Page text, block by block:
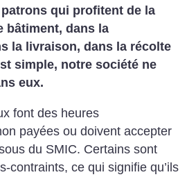
qui profitent de la
bâtiment, dans la
la livraison, dans la récolte
simple, notre société ne
eux.
font des heures
payées ou doivent accepter
du SMIC. Certains sont
contraints, ce qui signifie qu’ils